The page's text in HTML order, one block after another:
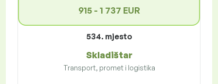
915 - 1 737 EUR
534. mjesto
Skladištar
Transport, promet i logistika